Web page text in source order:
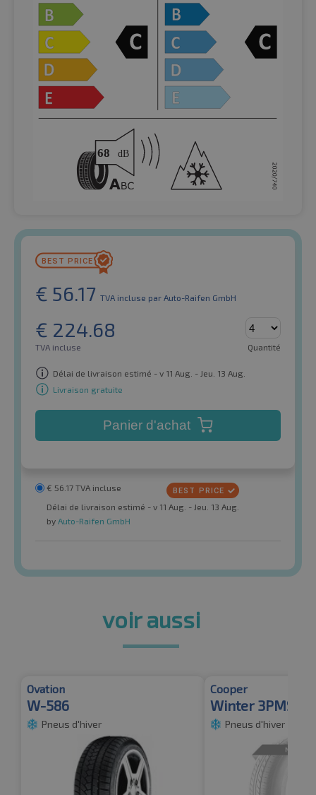
€ 56.17 TVA incluse par Auto-Raifen GmbH
€ 224.68
TVA incluse Quantité
Délai de livraison estimé - v 11 Aug. - Jeu. 13 Aug.
Livraison gratuite
Panier d'achat
€ 56.17 TVA incluse
Délai de livraison estimé - v 11 Aug. - Jeu. 13 Aug.
by Auto-Raifen GmbH
voir aussi
Ovation
W-586
Pneus d'hiver
Cooper
Winter 3PMSF
Pneus d'hiver